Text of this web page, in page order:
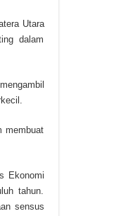
Utara
dalam
membuat
Ekonomi
tahun.
sensus